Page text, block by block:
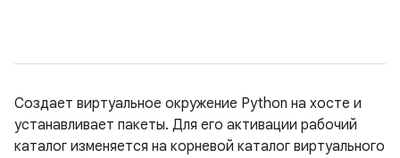
Создает виртуальное окружение Python на хосте и
устанавливает пакеты. Для его активации рабочий
каталог изменяется на корневой каталог виртуального